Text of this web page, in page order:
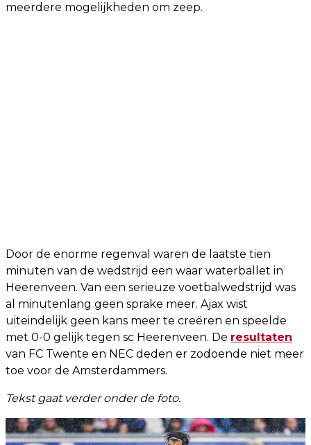
meerdere mogelijkheden om zeep.
Door de enorme regenval waren de laatste tien
minuten van de wedstrijd een waar waterballet in
Heerenveen. Van een serieuze voetbalwedstrijd was
al minutenlang geen sprake meer. Ajax wist
uiteindelijk geen kans meer te creëren en speelde
met 0-0 gelijk tegen sc Heerenveen. De resultaten
van FC Twente en NEC deden er zodoende niet meer
toe voor de Amsterdammers.
Tekst gaat verder onder de foto.